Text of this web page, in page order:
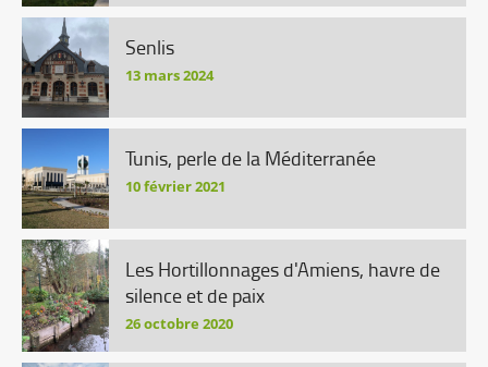
Senlis
13 mars 2024
Tunis, perle de la Méditerranée
10 février 2021
Les Hortillonnages d'Amiens, havre de
silence et de paix
26 octobre 2020